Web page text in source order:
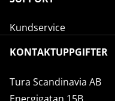
Kundservice
KONTAKTUPPGIFTER
Tura Scandinavia AB